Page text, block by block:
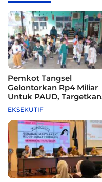
Pemkot Tangsel
Gelontorkan Rp4 Miliar
Untuk PAUD, Targetkan
115 Sekolah
EKSEKUTIF